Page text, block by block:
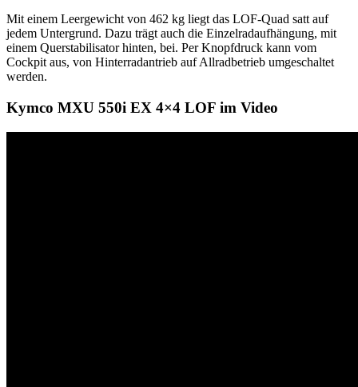
Mit einem Leergewicht von 462 kg liegt das LOF-Quad satt auf
jedem Untergrund. Dazu trägt auch die Einzelradaufhängung, mit
einem Querstabilisator hinten, bei. Per Knopfdruck kann vom
Cockpit aus, von Hinterradantrieb auf Allradbetrieb umgeschaltet
werden.
Kymco MXU 550i EX 4×4 LOF im Video